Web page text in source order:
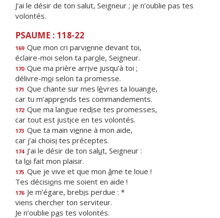
J’ai le désir de ton salut, Seigneur ; je n’oublie pas tes
volontés.
PSAUME : 118-22
169 Que mon cri parvienne devant toi,
éclaire-moi selon ta parole, Seigneur.
170 Que ma prière arrive jusqu’à toi ;
délivre-moi selon ta promesse.
171 Que chante sur mes lèvres ta louange,
car tu m’apprends tes commandements.
172 Que ma langue redise tes promesses,
car tout est justice en tes volontés.
173 Que ta main vienne à mon aide,
car j’ai choisi tes préceptes.
174 J’ai le désir de ton salut, Seigneur :
ta loi fait mon plaisir.
175 Que je vive et que mon âme te loue !
Tes décisions me soient en aide !
176 Je m’égare, brebis perdue : *
viens chercher ton serviteur.
Je n’oublie pas tes volontés.